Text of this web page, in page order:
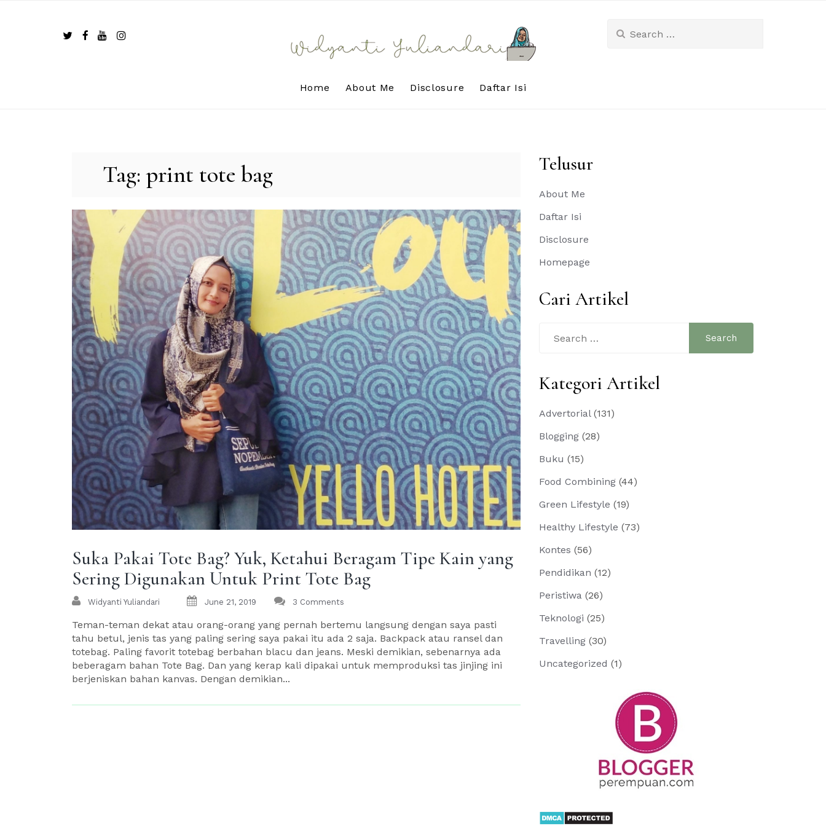
for:
Home About Me Disclosure Daftar Isi
Tag:print tote bag
Suka Pakai Tote Bag? Yuk, Ketahui Beragam Tipe Kain yang
Sering Digunakan Untuk Print Tote Bag
Widyanti Yuliandari June 21, 2019 3 Comments
Teman-teman dekat atau orang-orang yang pernah bertemu langsung dengan saya pasti
tahu betul, jenis tas yang paling sering saya pakai itu ada 2 saja. Backpack atau ransel dan
totebag. Paling favorit totebag berbahan blacu dan jeans. Meski demikian, sebenarnya ada
beberagam bahan Tote Bag. Dan yang kerap kali dipakai untuk memproduksi tas jinjing ini
berjeniskan bahan kanvas. Dengan demikian...
Telusur
About Me
Daftar Isi
Disclosure
Homepage
Cari Artikel
for:
Kategori Artikel
Advertorial(131)
Blogging (28)
Buku (15)
Food Combining (44)
Green Lifestyle (19)
Healthy Lifestyle (73)
Kontes (56)
Pendidikan (12)
Peristiwa (26)
Teknologi (25)
Travelling (30)
Uncategorized (1)